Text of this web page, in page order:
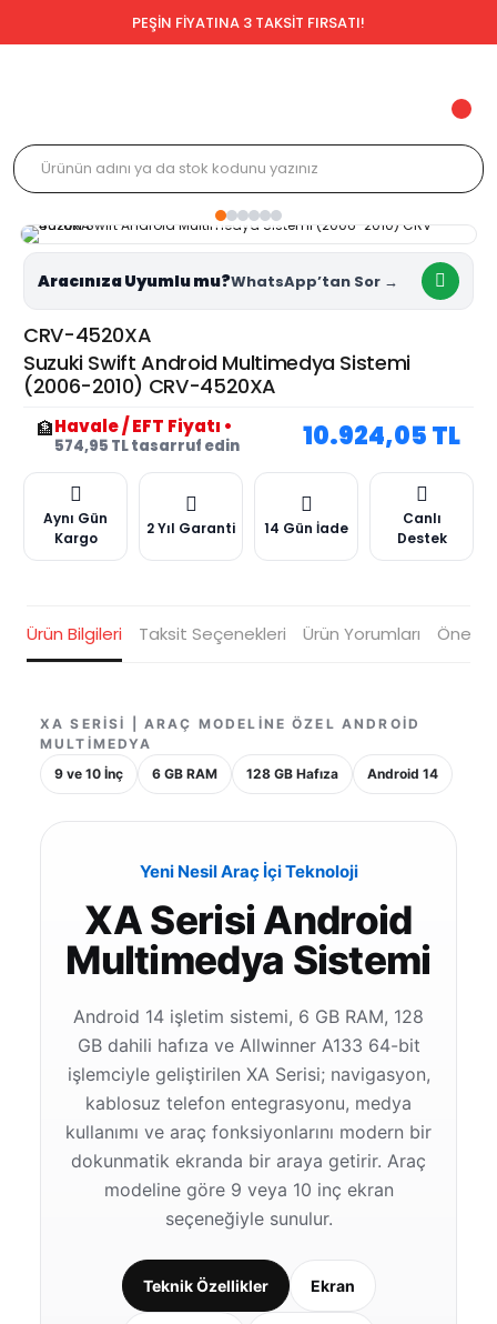
PEŞİN FİYATINA 3 TAKSİT FIRSATI!
Aracınıza Uyumlu mu?
CRV-4520XA
Suzuki Swift Android Multimedya Sistemi
(2006-2010) CRV-4520XA
🏦Havale / EFT Fiyatı •
574,95 TL tasarruf edin 10.924,05 TL
Aynı Gün
Kargo
2 Yıl Garanti 14 Gün İade
Canlı
Destek
Ürün Bilgileri Taksit Seçenekleri Ürün Yorumları
XA SERISI | ARAÇ MODELINE ÖZEL ANDROID
MULTIMEDYA
9 ve 10 İnç
6 GB RAM 128 GB Hafıza Android 14
Yeni Nesil Araç İçi Teknoloji
XA Serisi Android
Multimedya Sistemi
Android 14 işletim sistemi, 6 GB RAM, 128
GB dahili hafıza ve Allwinner A133 64-bit
işlemciyle geliştirilen XA Serisi; navigasyon,
kablosuz telefon entegrasyonu, medya
kullanımı ve araç fonksiyonlarını modern bir
dokunmatik ekranda bir araya getirir. Araç
modeline göre 9 veya 10 inç ekran
seçeneğiyle sunulur.
Teknik Özellikler Ekran